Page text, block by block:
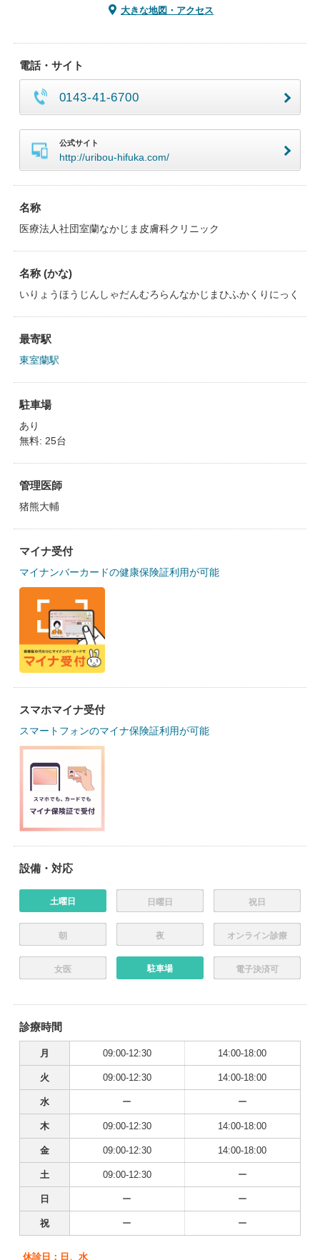
大きな地図・アクセス
電話・サイト
0143-41-6700
公式サイト
http://uribou-hifuka.com/
名称
医療法人社団室蘭なかじま皮膚科クリニック
名称 (かな)
いりょうほうじんしゃだんむろらんなかじまひふかくりにっく
最寄駅
東室蘭駅
駐車場
あり
無料: 25台
管理医師
猪熊大輔
マイナ受付
マイナンバーカードの健康保険証利用が可能
スマホマイナ受付
スマートフォンのマイナ保険証利用が可能
設備・対応
土曜日 日曜日 祝日
朝 夜 オンライン診療
女医 駐車場 電子決済可
診療時間
月 09:00-12:30 14:00-18:00
火 09:00-12:30 14:00-18:00
水 ー ー
木 09:00-12:30 14:00-18:00
金 09:00-12:30 14:00-18:00
土 09:00-12:30 ー
日 ー ー
祝 ー ー
休診日：日、水